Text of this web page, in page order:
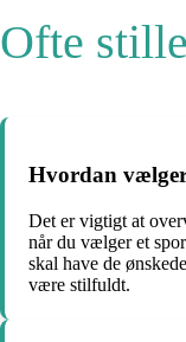
Ofte
Hvordan
Det er vigtigt at
når du vælger et
skal have de
være stilfuldt.